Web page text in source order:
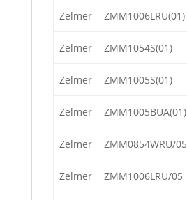
Zelmer ZMM1006LRU(01)
Zelmer ZMM1054S(01)
Zelmer ZMM1005S(01)
Zelmer ZMM1005BUA(01)
Zelmer ZMM0854WRU/05
Zelmer ZMM1006LRU/05